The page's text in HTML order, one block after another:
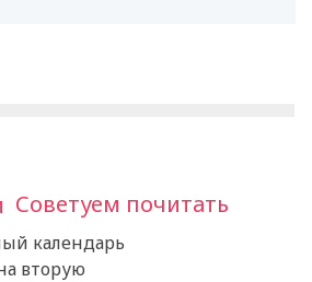
Советуем почитать